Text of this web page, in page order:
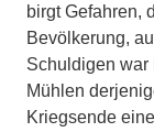
birgt Gefahren,
Bevölkerung,
Schuldigen war
Mühlen
Kriegsende